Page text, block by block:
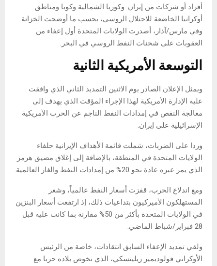
أفراد أو شركات من إيران. وكوريا الشمالية وكوبا ومناطق
أوكرانيا الخاضعة للاحتلال الروسي، بحسب ما أوضحت الخزانة.
وفي مارس/آذار، أصدرت الولايات المتحدة أول إعفاء من
العقوبات على شحنات النفط الروسي في البحر.
التوسعة الأمريكية الثانية
ويمثل الإعلان الصادر يوم الاثنين التمديد الثاني الذي وافقت
عليه الإدارة الأمريكية لهذا الإجراء المؤقت الذي يهدف إلى
معالجة النقص في إمدادات النفط الناجم عن الحرب الأمريكية
الإسرائيلية على إيران.
وردا على الضربات، شملت قائمة الأهداف الإيرانية حلفاء
الولايات المتحدة في المنطقة، بالإضافة إلى إغلاق مضيق هرمز
الذي يمر عبره عادة نحو 20% من إمدادات النفط والغاز العالمية.
ومع اندلاع الحرب، قفزت أسعار النفط عالمياً، وشعر
المستهلكون الأميركيون بتداعيات ذلك، إذ ارتفعت أسعار البنزين
في الولايات المتحدة بأكثر من 50% مقارنة بما كانت عليه قبل
28 فبراير/شباط الماضي.
ولقي تمديد الإعفاء السابق انتقادات، خاصة من الرئيس
الأوكراني فولوديمير زيلينسكي، الذي تخوض بلاده حربا مع